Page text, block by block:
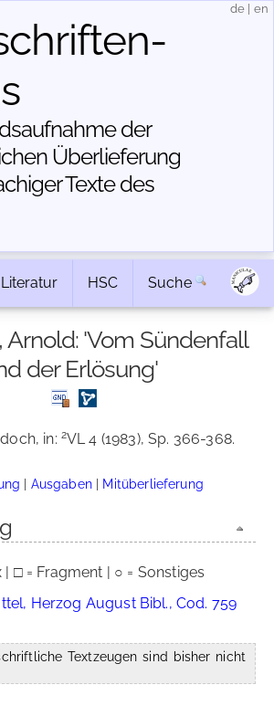
der
Über­lieferung
Texte des
de en
Literatur HSC Suche
Arnold: 'Vom Sündenfall
der Erlösung'
in: 2VL 4 (1983), Sp. 366-368.
| Ausgaben| Mitüberlieferung
| □ = Fragment | ○ = Sonstiges
Herzog August Bibl., Cod. 759
Textzeugen sind bisher nicht